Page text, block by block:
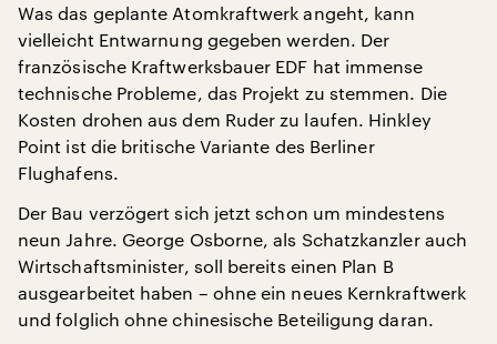
Was das geplante Atomkraftwerk angeht, kann
vielleicht Entwarnung gegeben werden. Der
französische Kraftwerksbauer EDF hat immense
technische Probleme, das Projekt zu stemmen. Die
Kosten drohen aus dem Ruder zu laufen. Hinkley
Point ist die britische Variante des Berliner
Flughafens.
Der Bau verzögert sich jetzt schon um mindestens
neun Jahre. George Osborne, als Schatzkanzler auch
Wirtschaftsminister, soll bereits einen Plan B
ausgearbeitet haben – ohne ein neues Kernkraftwerk
und folglich ohne chinesische Beteiligung daran.